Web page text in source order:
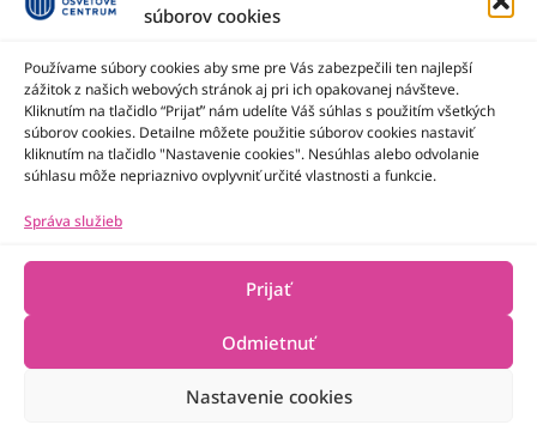
súborov cookies
Používame súbory cookies aby sme pre Vás zabezpečili ten najlepší
zážitok z našich webových stránok aj pri ich opakovanej návšteve.
Kliknutím na tlačidlo “Prijať” nám udelíte Váš súhlas s použitím všetkých
súborov cookies. Detailne môžete použitie súborov cookies nastaviť
kliknutím na tlačidlo "Nastavenie cookies". Nesúhlas alebo odvolanie
súhlasu môže nepriaznivo ovplyvniť určité vlastnosti a funkcie.
Správa služieb
Prijať
Odmietnuť
Nastavenie cookies
Národné osvetové centrum je štátna príspevková organizácia
Ministerstva kultúry SR
2022-2026 © Národné osvetové centrumVšetky práva vyhradené